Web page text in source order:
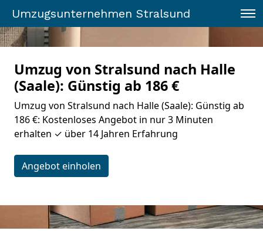
Umzugsunternehmen Stralsund
Umzug von Stralsund nach Halle
(Saale): Günstig ab 186 €
Umzug von Stralsund nach Halle (Saale): Günstig ab
186 €: Kostenloses Angebot in nur 3 Minuten
erhalten ✓ über 14 Jahren Erfahrung
Angebot einholen